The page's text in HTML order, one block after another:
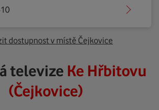
dostupnost v místě Čejkovice
televize Ke Hřbitovu
(Čejkovice)